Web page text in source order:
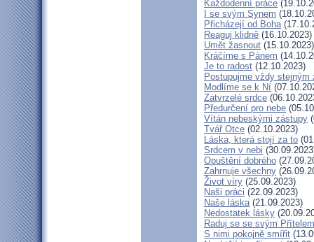
Každodenní práce
I se svým Synem
Přicházejí od Boha
Reaguj klidně (16.10.2023)
Umět žasnout (15.10.2023)
Kráčíme s Pánem
Je to radost (12.10.2023)
Postupujme vždy stejným
Modlíme se k Ní
Zatvrzelé srdce
Předurčení pro nebe
Vítán nebeskými zástupy
Tvář Otce (02.10.2023)
Láska, která stojí za to
Srdcem v nebi
Opuštění dobrého
Zahrnuje všechny
Život víry (25.09.2023)
Naši práci (22.09.2023)
Naše láska(21.09.2023)
Nedostatek lásky
Raduj se se svým Přítelem
S nimi pokojně smířit